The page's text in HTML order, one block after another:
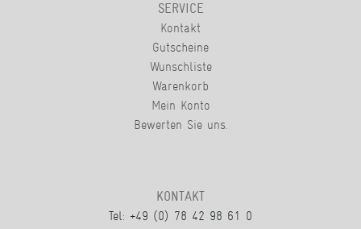
SERVICE
Kontakt
Gutscheine
Wunschliste
Warenkorb
Mein Konto
Bewerten Sie uns.
KONTAKT
Tel: +49 (0) 78 42 98 61 0